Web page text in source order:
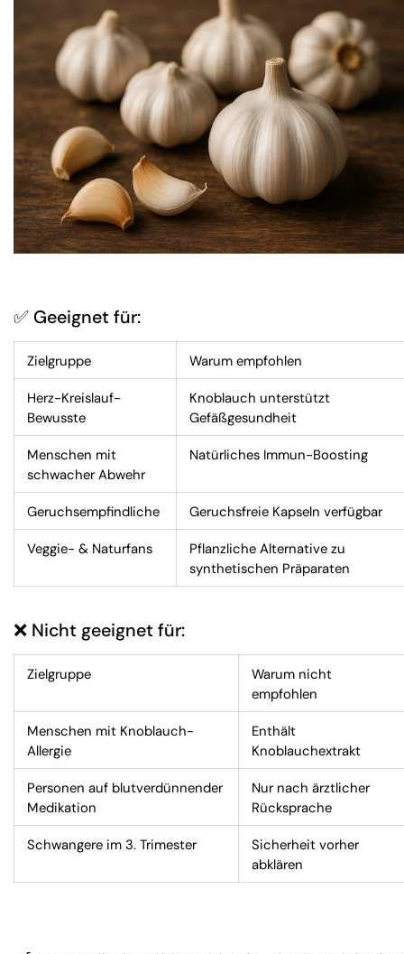
✅ Geeignet für:
Zielgruppe Warum empfohlen
Herz-Kreislauf-
Bewusste
Knoblauch unterstützt
Gefäßgesundheit
Menschen mit
schwacher Abwehr
Natürliches Immun-Boosting
Geruchsempfindliche Geruchsfreie Kapseln verfügbar
Veggie- & Naturfans
Pflanzliche Alternative zu
synthetischen Präparaten
❌ Nicht geeignet für:
Zielgruppe
Warum nicht
empfohlen
Menschen mit Knoblauch-
Allergie
Enthält
Knoblauchextrakt
Personen auf blutverdünnender
Medikation
Nur nach ärztlicher
Rücksprache
Schwangere im 3. Trimester
Sicherheit vorher
abklären